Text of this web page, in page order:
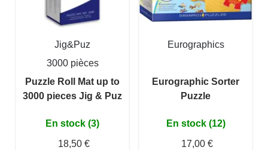
Jig&Puz
3000 pièces
Puzzle Roll Mat up to
3000 pieces Jig & Puz
En stock (3)
18,50 €
Eurographics
Eurographic Sorter
Puzzle
En stock (12)
17,00 €